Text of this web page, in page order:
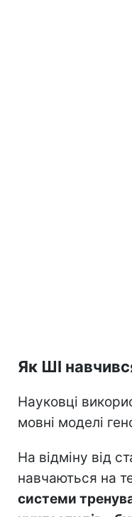
Як ШІ
Науковці
мовні моделі
На відміну від
навчаються на
системи